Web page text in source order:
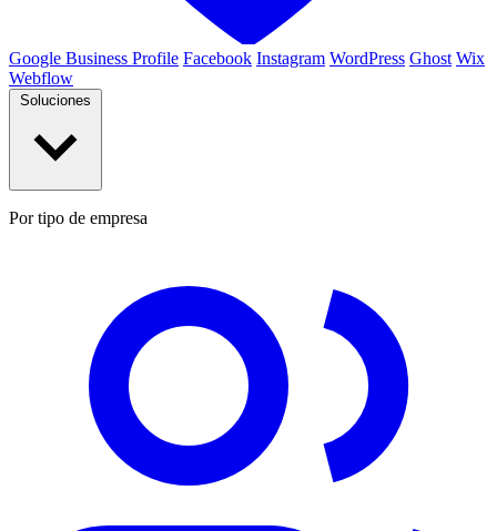
Google Business Profile Facebook Instagram WordPress Ghost Wix
Webflow
Por tipo de empresa